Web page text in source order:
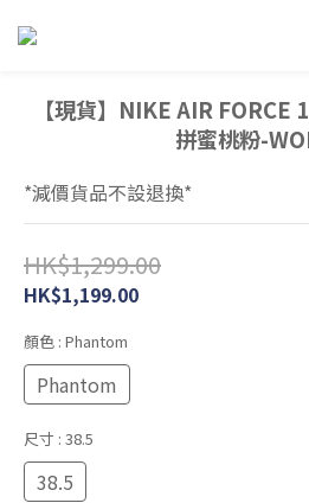
【現貨】NIKE AIR FORCE
拼蜜桃粉-
*減價貨品不設退換*
HK$1,299.00
HK$1,199.00
顏色 : Phantom
Phantom
尺寸 : 38.5
38.5